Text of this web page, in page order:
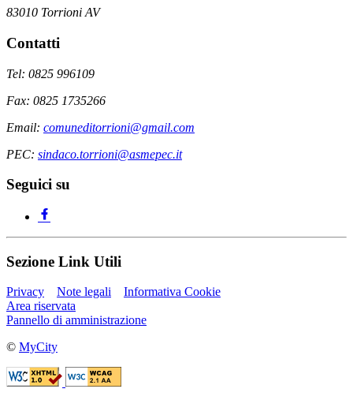
83010 Torrioni AV
Contatti
Tel: 0825 996109
Fax: 0825 1735266
Email: comuneditorrioni@gmail.com
PEC: sindaco.torrioni@asmepec.it
Seguici su
Sezione Link Utili
Privacy Note legali
Informativa Cookie
Area riservata
Pannello di amministrazione
© MyCity